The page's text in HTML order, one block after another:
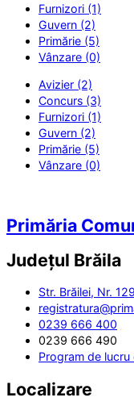
Furnizori (1)
Guvern (2)
Primărie (5)
Vânzare (0)
Avizier (2)
Concurs (3)
Furnizori (1)
Guvern (2)
Primărie (5)
Vânzare (0)
Primăria
Județul Brăila
Str. Brăilei, Nr.
0239 666 400
0239 666 490
Program de
Localizare